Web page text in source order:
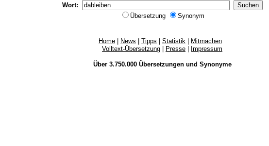
Wort:
Übersetzung
Synonym
Home News Tipps Statistik
Mitmachen
Volltext-Übersetzung
Presse Impressum
Über 3.750.000 Übersetzungenund Synonyme